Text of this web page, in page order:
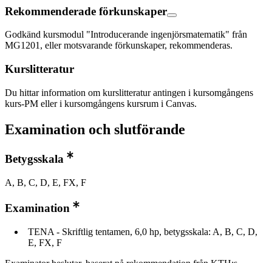
Rekommenderade förkunskaper
Godkänd kursmodul "Introducerande ingenjörsmatematik" från
MG1201, eller motsvarande förkunskaper, rekommenderas.
Kurslitteratur
Du hittar information om kurslitteratur antingen i kursomgångens
kurs-PM eller i kursomgångens kursrum i Canvas.
Examination och slutförande
Betygsskala
A, B, C, D, E, FX, F
Examination
TENA - Skriftlig tentamen, 6,0 hp, betygsskala: A, B, C, D,
E, FX, F